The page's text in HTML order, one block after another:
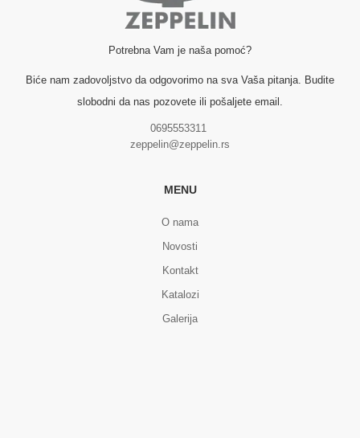
Potrebna Vam je naša pomoć?
Biće nam zadovoljstvo da odgovorimo na sva Vaša pitanja. Budite
slobodni da nas pozovete ili pošaljete email.
0695553311
zeppelin@zeppelin.rs
MENU
O nama
Novosti
Kontakt
Katalozi
Galerija